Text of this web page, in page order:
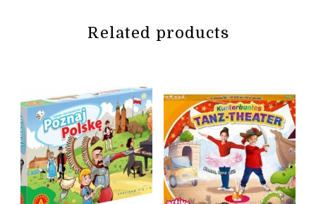
Related products